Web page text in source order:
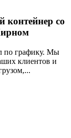
контейнер со
по графику. Мы
клиентов и